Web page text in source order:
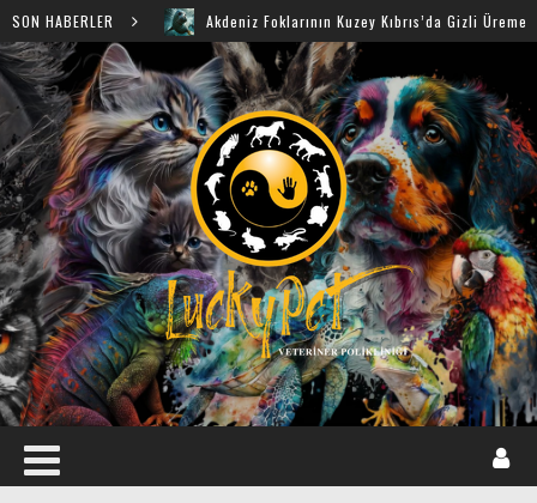
SON HABERLER Akdeniz Foklarının Kuzey Kıbrıs’da Gizli Üreme